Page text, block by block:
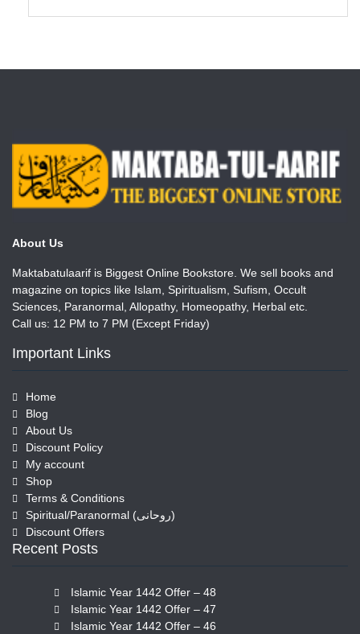
About Us
Maktabatulaarif is Biggest Online Bookstore. We sell books and
magazine on topics like Islam, Spiritualism, Sufism, Occult
Sciences, Paranormal, Allopathy, Homeopathy, Herbal etc.
Call us: 12 PM to 7 PM (Except Friday)
Important Links
Home
Blog
About Us
Discount Policy
My account
Shop
Terms & Conditions
Spiritual/Paranormal (روحانی)
Discount Offers
Recent Posts
Islamic Year 1442 Offer – 48
Islamic Year 1442 Offer – 47
Islamic Year 1442 Offer – 46